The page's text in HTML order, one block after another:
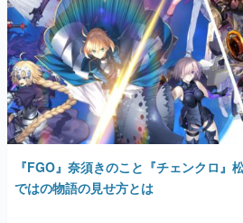
若ゲのいたり〜ゲーム
『うつヌケ』『ペンと箸』
一先生によるゲーム業界レ
なんでゲームは面白い
ゲーム開発者・hamatsu氏
具体的な形から解き明かし
です。
「経験値」「裏技」「ラス
の起源や用法の変遷を、コン
イニーP氏が徹底調査。
『FGO』奈須きのこと『チェンクロ』
ではの物語の見せ方とは